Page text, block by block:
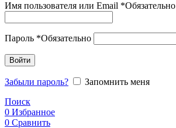
Имя пользователя или Email *Обязательно
Пароль *Обязательно
Войти
Забыли пароль?
Запомнить меня
Поиск
0 Избранное
0 Сравнить